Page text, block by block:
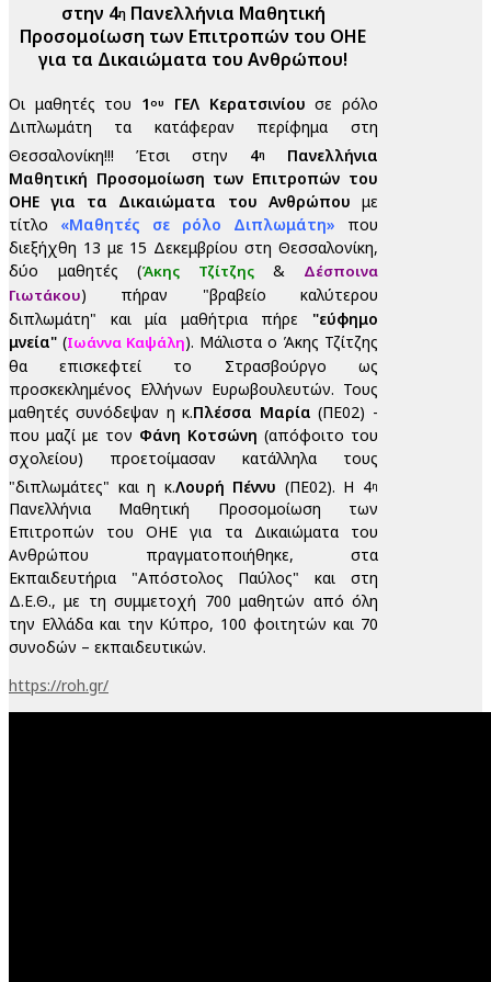
στην 4ηΠανελλήνια Μαθητική
Προσομοίωση των Επιτροπών του ΟΗΕ
για τα Δικαιώματα του Ανθρώπου!
Οι μαθητές του 1ου ΓΕΛ Κερατσινίου σε ρόλο
Διπλωμάτη τα κατάφεραν περίφημα στη
Θεσσαλονίκη!!! Έτσι στην 4η
Πανελλήνια
Μαθητική Προσομοίωση των Επιτροπών του
ΟΗΕ για τα Δικαιώματα του Ανθρώπου με
τίτλο «Μαθητές σε ρόλο Διπλωμάτη» που
διεξήχθη 13 με 15 Δεκεμβρίου στη Θεσσαλονίκη,
δύο μαθητές (Άκης Τζίτζης& Δέσποινα
Γιωτάκου) πήραν "βραβείο καλύτερου
διπλωμάτη" και μία μαθήτρια πήρε "εύφημο
μνεία" (Ιωάννα Καψάλη). Μάλιστα ο Άκης Τζίτζης
θα επισκεφτεί το Στρασβούργο ως
προσκεκλημένος Ελλήνων Ευρωβουλευτών. Τους
μαθητές συνόδεψαν η κ.Πλέσσα Μαρία (ΠΕ02) -
που μαζί με τον Φάνη Κοτσώνη (απόφοιτο του
σχολείου) προετοίμασαν κατάλληλα τους
"διπλωμάτες" και η κ.Λουρή Πέννυ (ΠΕ02). Η 4η
Πανελλήνια Μαθητική Προσομοίωση των
Επιτροπών του ΟΗΕ για τα Δικαιώματα του
Ανθρώπου πραγματοποιήθηκε, στα
Εκπαιδευτήρια "Απόστολος Παύλος" και στη
Δ.Ε.Θ., με τη συμμετοχή 700 μαθητών από όλη
την Ελλάδα και την Κύπρο, 100 φοιτητών και 70
συνοδών – εκπαιδευτικών.
https://roh.gr/